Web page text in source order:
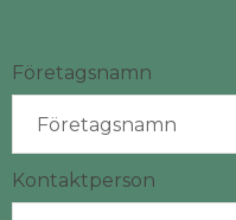
Företagsnamn
Kontaktperson